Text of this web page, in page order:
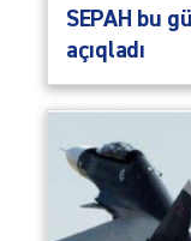
SEPAH bu
açıqladı